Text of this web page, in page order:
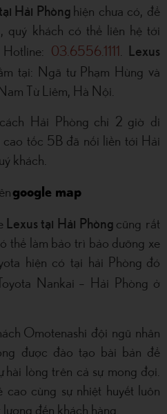
Hải Phòng hiện chưa có, để
quý khách có thể liên hệ tới
03.6556.1111
Lexus
tại: Ngã tư Phạm Hùng và
Từ Liêm, Hà Nội.
cách Hải Phòng chỉ 2 giờ di
cao tốc 5B đã nối liền tới Hải
khách.
google map
Lexus tại Hải Phòng cũng rất
thể làm bảo trì bảo dưỡng xe
hiện có tại hải Phòng đó
Nankai – Hải Phòng ở
Omotenashi đội ngũ nhân
được đào tạo bài bản để
hài lòng trên cả sự mong đợi.
cao cùng sự nhiệt huyết luôn
đến khách hàng.